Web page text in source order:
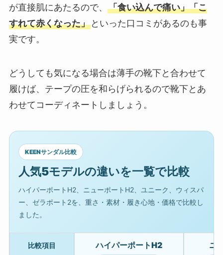
が直接肌にあたるので、 「食い込んで痛い」「こ
すれて赤くなった」といった口コミがあるのも事
実です。
どうしても気になる場合は薄手の靴下と合わせて
履けば、テープの圧を和らげられるので靴下とあ
わせてコーディネートしましょう。
KEENサンダル比較
人気5モデルの違いを一覧で比較
ハイパーポートH2、ニューポートH2、ユニーク、ウィスパ
ー、ゼラポート2を、重さ・素材・履き心地・価格で比較し
ました。
比較項目 ハイパーポートH2 ニ